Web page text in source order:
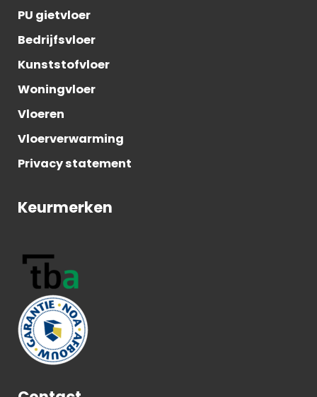
PU gietvloer
Bedrijfsvloer
Kunststofvloer
Woningvloer
Vloeren
Vloerverwarming
Privacy statement
Keurmerken